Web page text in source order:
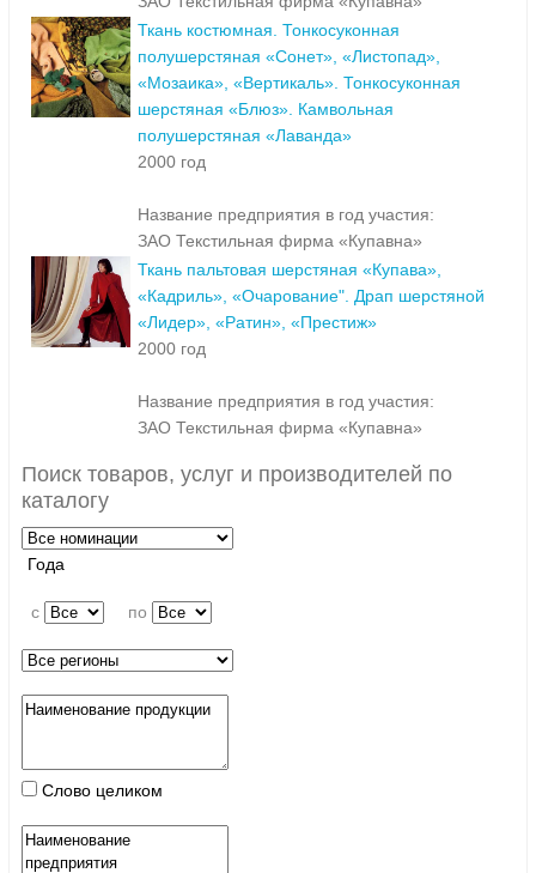
Ткань костюмная. Тонкосуконная
полушерстяная «Сонет», «Листопад»,
«Мозаика», «Вертикаль». Тонкосуконная
шерстяная «Блюз». Камвольная
полушерстяная «Лаванда»
2000 год
Название предприятия в год участия:
ЗАО Текстильная фирма «Купавна»
Ткань пальтовая шерстяная «Купава»,
«Кадриль», «Очарование". Драп шерстяной
«Лидер», «Ратин», «Престиж»
2000 год
Название предприятия в год участия:
ЗАО Текстильная фирма «Купавна»
Поиск товаров, услуг и производителей по
каталогу
Года
c по
Слово целиком